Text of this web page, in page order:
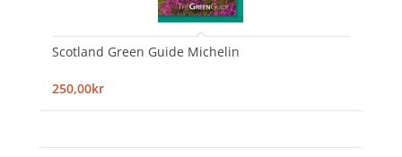
Scotland Green Guide Michelin
250,00kr